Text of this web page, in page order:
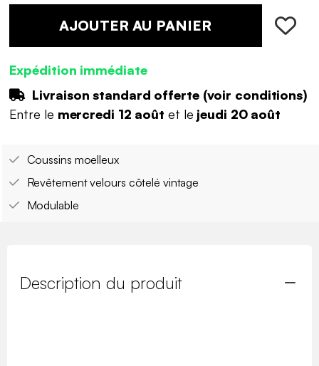
AJOUTER AU PANIER
Expédition immédiate
Livraison standard offerte (voir conditions)
Entre le mercredi 12 août et le jeudi 20 août
Coussins moelleux
Revêtement velours côtelé vintage
Modulable
Description du produit